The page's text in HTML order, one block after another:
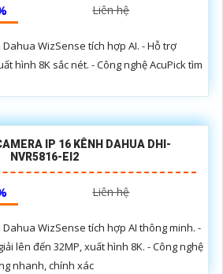
Liên hệ
WizSense tích hợp AI. - Hỗ trợ
hình 8K sắc nét. - Công nghệ AcuPick tìm
IP 16 KÊNH DAHUA DHI-
NVR5816-EI2
Liên hệ
WizSense tích hợp AI thông minh. -
lên đến 32MP, xuất hình 8K. - Công nghệ
nhanh, chính xác